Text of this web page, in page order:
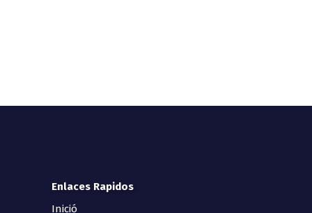
Enlaces Rapidos
Inició